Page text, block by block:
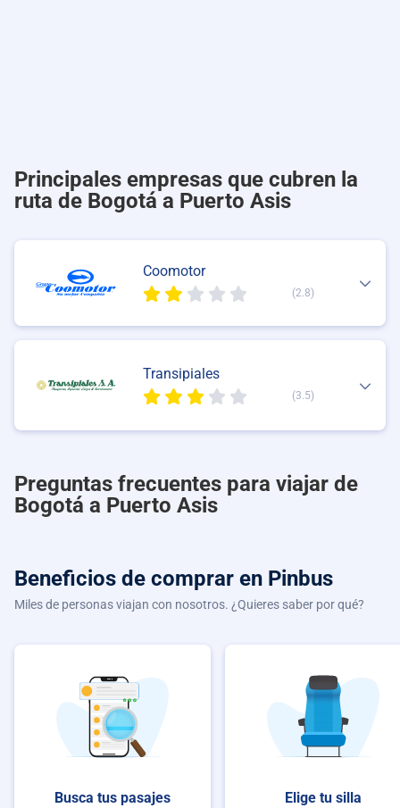
Principales empresas que cubren la
ruta de Bogotá a Puerto Asis
Coomotor
(2.8)
Transipiales
(3.5)
Preguntas frecuentes para viajar de
Bogotá a Puerto Asis
Beneficios de comprar en Pinbus
Miles de personas viajan con nosotros. ¿Quieres saber por qué?
Busca tus pasajes Elige tu silla